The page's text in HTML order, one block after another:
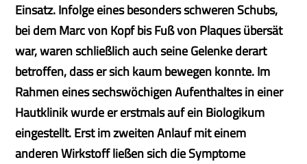
Einsatz. Infolge eines besonders schweren Schubs,
bei dem Marc von Kopf bis Fuß von Plaques übersät
war, waren schließlich auch seine Gelenke derart
betroffen, dass er sich kaum bewegen konnte. Im
Rahmen eines sechswöchigen Aufenthaltes in einer
Hautklinik wurde er erstmals auf ein Biologikum
eingestellt. Erst im zweiten Anlauf mit einem
anderen Wirkstoff ließen sich die Symptome